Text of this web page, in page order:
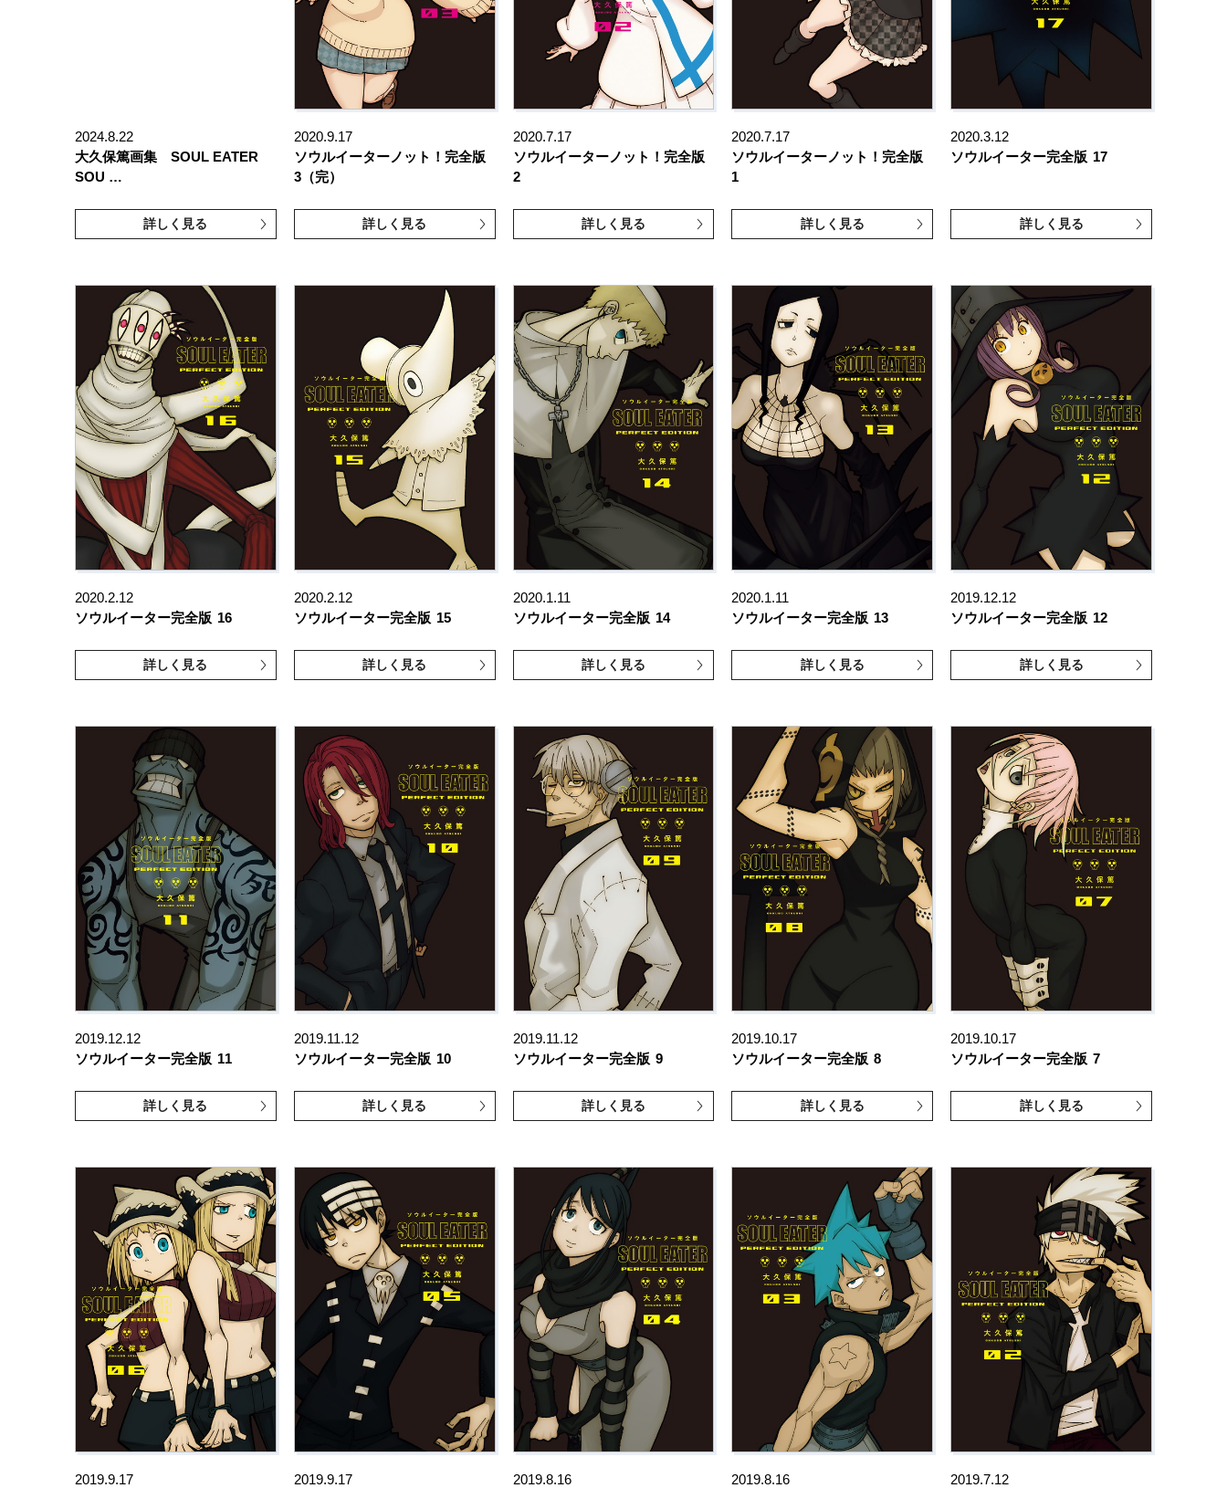
2024.8.22
大久保篤画集 SOUL EATER
SOU …
詳しく見る
2020.9.17
ソウルイーターノット！完全版
3（完）
詳しく見る
2020.7.17
ソウルイーターノット！完全版
2
詳しく見る
2020.7.17
ソウルイーターノット！完全版
1
詳しく見る
2020.3.12
ソウルイーター完全版 17
詳しく見る
2020.2.12
ソウルイーター完全版 16
詳しく見る
2020.2.12
ソウルイーター完全版 15
詳しく見る
2020.1.11
ソウルイーター完全版 14
詳しく見る
2020.1.11
ソウルイーター完全版 13
詳しく見る
2019.12.12
ソウルイーター完全版 12
詳しく見る
2019.12.12
ソウルイーター完全版 11
詳しく見る
2019.11.12
ソウルイーター完全版 10
詳しく見る
2019.11.12
ソウルイーター完全版 9
詳しく見る
2019.10.17
ソウルイーター完全版 8
詳しく見る
2019.10.17
ソウルイーター完全版 7
詳しく見る
2019.9.17 2019.9.17 2019.8.16 2019.8.16 2019.7.12